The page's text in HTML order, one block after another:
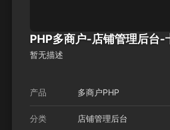
PHP多商户-店铺管理后台
暂无描述
产品 多商户PHP
分类 店铺管理后台